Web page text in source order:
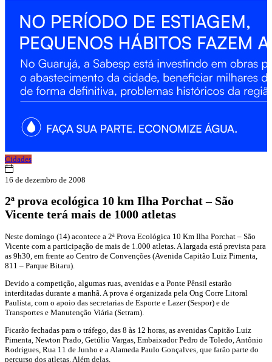
Cidades
16 de dezembro de 2008
2ª prova ecológica 10 km Ilha Porchat – São
Vicente terá mais de 1000 atletas
Neste domingo (14) acontece a 2ª Prova Ecológica 10 Km Ilha Porchat – São
Vicente com a participação de mais de 1.000 atletas. A largada está prevista para
as 9h30, em frente ao Centro de Convenções (Avenida Capitão Luiz Pimenta,
811 – Parque Bitaru).
Devido a competição, algumas ruas, avenidas e a Ponte Pênsil estarão
interditadas durante a manhã. A prova é organizada pela Ong Corre Litoral
Paulista, com o apoio das secretarias de Esporte e Lazer (Sespor) e de
Transportes e Manutenção Viária (Setram).
Ficarão fechadas para o tráfego, das 8 às 12 horas, as avenidas Capitão Luiz
Pimenta, Newton Prado, Getúlio Vargas, Embaixador Pedro de Toledo, Antônio
Rodrigues, Rua 11 de Junho e a Alameda Paulo Gonçalves, que farão parte do
percurso dos atletas. Além delas,